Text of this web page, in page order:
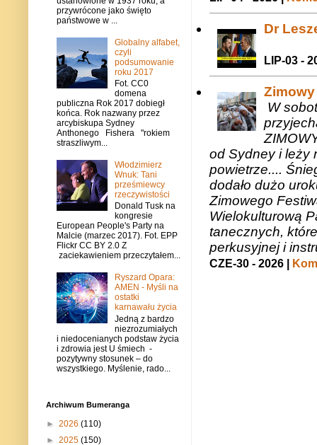
Dr
LIP-03 -
W
od Sydney i leży
powietrze....
dodało dużo
Zimowego
Wielokulturową
tanecznych,
perkusyjnej i
CZE-30 - 2026 |
przywrócone jako święto
państwowe w ...
Globalny alfabet,
czyli
podsumowanie
roku 2017
Fot. CC0
domena
publiczna Rok 2017 dobiegł
końca. Rok nazwany przez
arcybiskupa Sydney
Anthonego Fishera "rokiem
straszliwym...
Włodzimierz
Wnuk: Tani
prześmiewcy
rzeczywistości
Donald Tusk na
kongresie
European People's Party na
Malcie (marzec 2017). Fot. EPP
Flickr CC BY 2.0 Z
zaciekawieniem przeczytałem...
Ryszard Opara:
AMEN - Myśli na
ostatki
karnawału życia
Jedną z bardzo
niezrozumiałych
i niedocenianych podstaw życia
i zdrowia jest U śmiech -
pozytywny stosunek – do
wszystkiego. Myślenie, rado...
Archiwum Bumeranga
► 2026 (110)
► 2025 (150)